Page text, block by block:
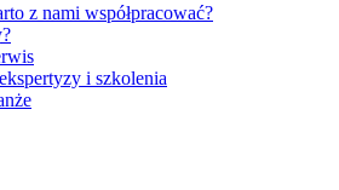
z nami współpracować?
i szkolenia